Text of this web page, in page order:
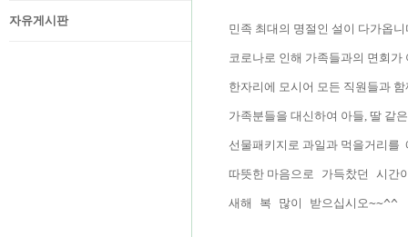
자유게시판
민족 최대의 명절인 설이 다가옵니
코로나로 인해 가족들과의 면회
한자리에 모시어 모든 직원들과
가족분들을 대신하여 아들, 딸 같
선물패키지로 과일과 먹을거리를
따뜻한 마음으로 가득찼던 시
새해 복 많이 받으십시오~~^^